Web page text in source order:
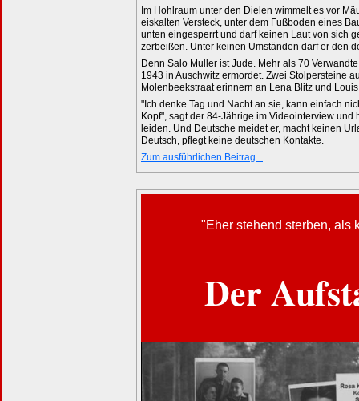
Im Hohlraum unter den Dielen wimmelt es vor
eiskalten Versteck, unter dem Fußboden eines
unten eingesperrt und darf keinen Laut von sich
zerbeißen. Unter keinen Umständen darf er den
Denn Salo Muller ist Jude. Mehr als 70
1943 in Auschwitz ermordet. Zwei Stolpersteine
Molenbeekstraat erinnern an Lena Blitz und
"Ich denke Tag und Nacht an sie, kann einfach
Kopf", sagt der 84-Jährige im Videointerview
leiden. Und Deutsche meidet er, macht keinen
Deutsch, pflegt keine deutschen Kontakte.
Zum ausführlichen Beitrag...
"Eher stehend sterben, als
Der